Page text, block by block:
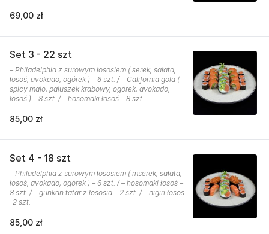
69,00 zł
Set 3 - 22 szt
– Philadelphia z surowym łososiem ( serek, sałata,
łosoś, avokado, ogórek ) – 6 szt. / – California gold (
spicy majo, paluszek krabowy, ogórek, avokado,
łosoś ) – 8 szt. / – hosomaki łosoś – 8 szt.
85,00 zł
Set 4 - 18 szt
– Philadelphia z surowym łososiem ( mserek, sałata,
łosoś, avokado, ogórek ) – 6 szt. / – hosomaki łosoś –
8 szt. / – gunkan tatar z łososia – 2 szt. / – nigiri łosos
-2 szt.
85,00 zł